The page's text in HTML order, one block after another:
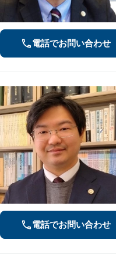
電話でお問い合わせ
電話でお問い合わせ